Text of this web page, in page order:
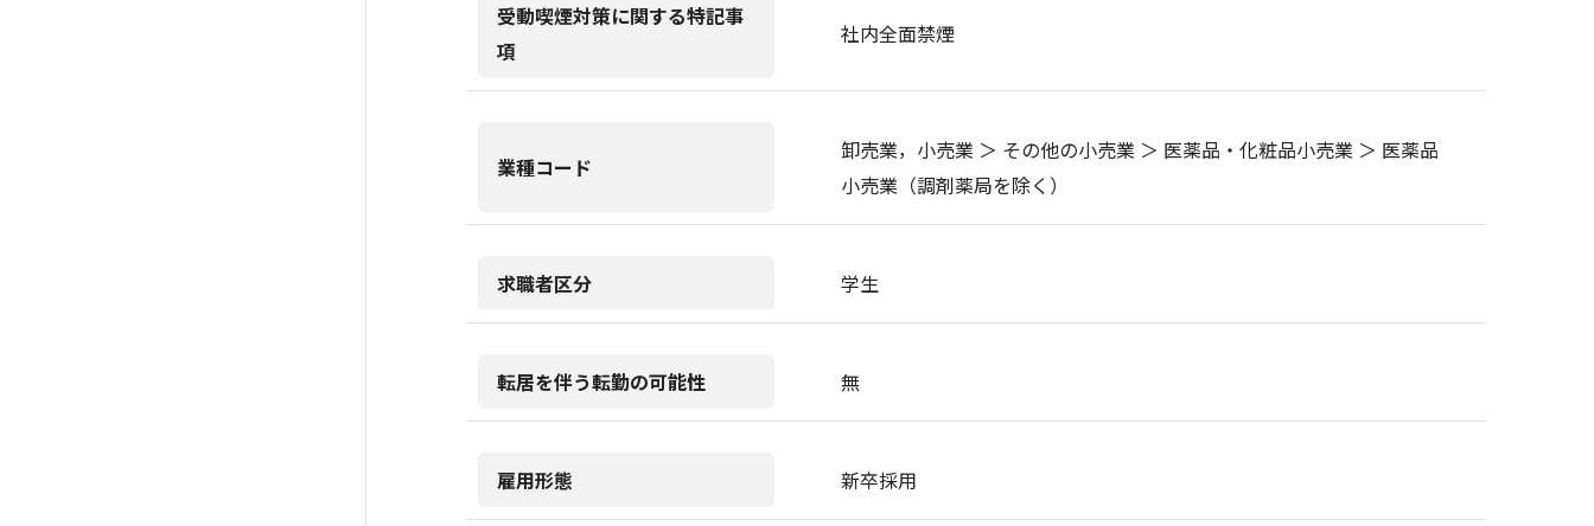
受動喫煙対策に関する特記事
項
社内全面禁煙
業種コード
卸売業，小売業 ＞ その他の小売業 ＞ 医薬品・化粧品小売業 ＞ 医薬品
小売業（調剤薬局を除く）
求職者区分 学生
転居を伴う転勤の可能性 無
雇用形態 新卒採用